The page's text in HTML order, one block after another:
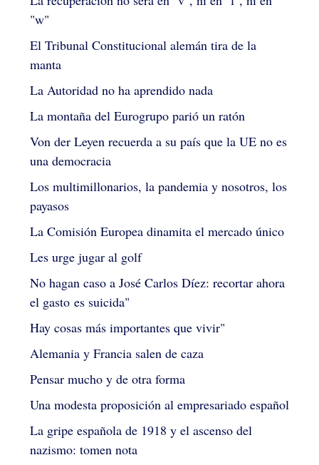
"w"
El Tribunal Constitucional alemán tira de la
manta
La Autoridad no ha aprendido nada
La montaña del Eurogrupo parió un ratón
Von der Leyen recuerda a su país que la UE no es
una democracia
Los multimillonarios, la pandemia y nosotros, los
payasos
La Comisión Europea dinamita el mercado único
Les urge jugar al golf
No hagan caso a José Carlos Díez: recortar ahora
el gasto es suicida"
Hay cosas más importantes que vivir"
Alemania y Francia salen de caza
Pensar mucho y de otra forma
Una modesta proposición al empresariado español
La gripe española de 1918 y el ascenso del
nazismo: tomen nota